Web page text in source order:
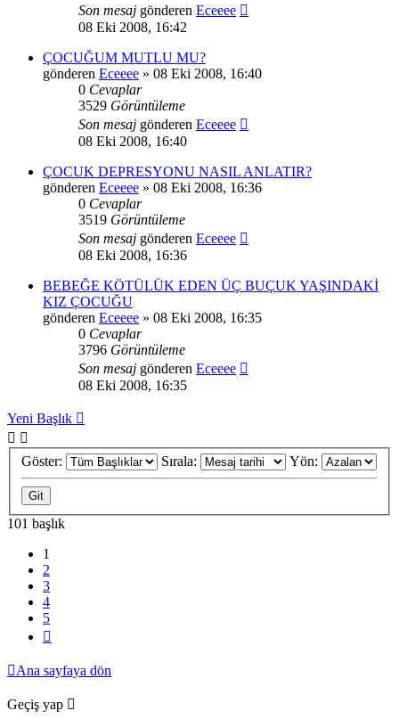
Son mesaj gönderen Eceeee
08 Eki 2008, 16:42
ÇOCUĞUM MUTLU MU?
gönderen Eceeee » 08 Eki 2008, 16:40
0 Cevaplar
3529 Görüntüleme
Son mesaj gönderen Eceeee
08 Eki 2008, 16:40
ÇOCUK DEPRESYONU NASIL ANLATIR?
gönderen Eceeee » 08 Eki 2008, 16:36
0 Cevaplar
3519 Görüntüleme
Son mesaj gönderen Eceeee
08 Eki 2008, 16:36
BEBEĞE KÖTÜLÜK EDEN ÜÇ BUÇUK YAŞINDAKİ
KIZ ÇOCUĞU
gönderen Eceeee » 08 Eki 2008, 16:35
0 Cevaplar
3796 Görüntüleme
Son mesaj gönderen Eceeee
08 Eki 2008, 16:35
Yeni Başlık
Göster: Sırala: Yön:
101 başlık
1
2
3
4
5
Ana sayfaya dön
Geçiş yap